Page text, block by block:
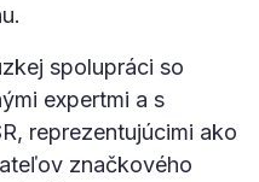
spolupráci so
expertmi a s
reprezentujúcimi ako
značkového